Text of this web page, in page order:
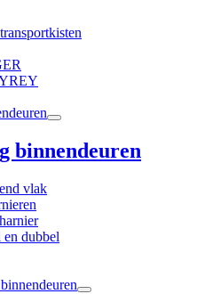
binnendeuren
vlak
en dubbel